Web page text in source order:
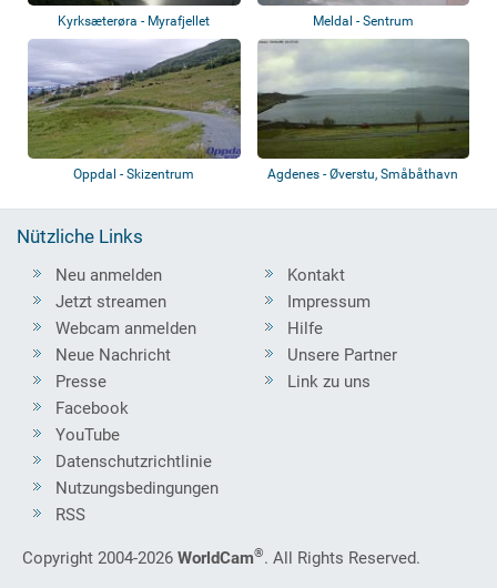
Kyrksæterøra - Myrafjellet Meldal - Sentrum
Oppdal - Skizentrum Agdenes - Øverstu, Småbåthavn
Nützliche Links
Neu anmelden
Jetzt streamen
Webcam anmelden
Neue Nachricht
Presse
Kontakt
Impressum
Hilfe
Unsere Partner
Link zu uns
Facebook
YouTube
Datenschutzrichtlinie
Nutzungsbedingungen
RSS
Copyright 2004-2026 WorldCam®. All Rights Reserved.